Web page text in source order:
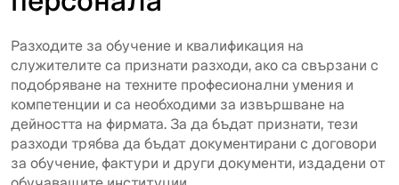
Разходите за обучение и квалификация на
служителите са признати разходи, ако са свързани с
подобряване на техните професионални умения и
компетенции и са необходими за извършване на
дейността на фирмата. За да бъдат признати, тези
разходи трябва да бъдат документирани с договори
за обучение, фактури и други документи, издадени от